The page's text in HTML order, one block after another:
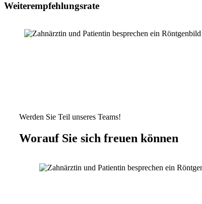
Weiterempfehlungsrate
Werden Sie Teil unseres Teams!
Worauf Sie sich freuen können